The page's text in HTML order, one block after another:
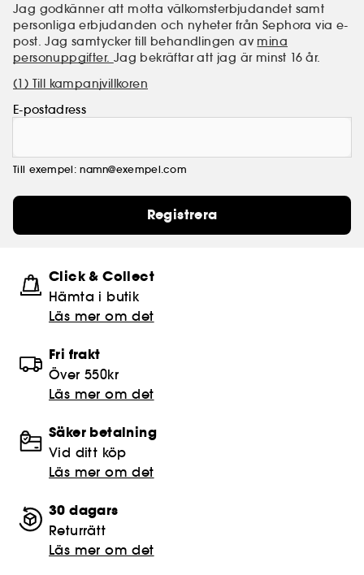
Jag godkänner att motta välkomsterbjudandet samt
personliga erbjudanden och nyheter från Sephora via e-
post. Jag samtycker till behandlingen av mina
personuppgifter. Jag bekräftar att jag är minst 16 år.
(1) Till kampanjvillkoren
E-postadress
Till exempel: namn@exempel.com
Registrera
Click & Collect
Hämta i butik​
Läs mer om det
Fri frakt
Över 550kr
Läs mer om det
Säker betalning
Vid ditt köp
Läs mer om det
30 dagars
Returrätt
Läs mer om det